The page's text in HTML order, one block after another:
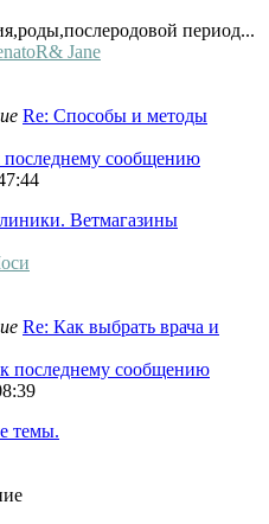
период...
Jane
Re: Способы и методы
последнему сообщению
Ветмагазины
Re: Как выбрать врача и
последнему сообщению
темы.